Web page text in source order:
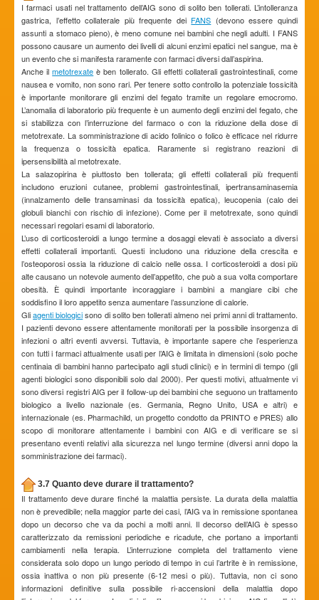
I farmaci usati nel trattamento dell’AIG sono di solito ben tollerati. L’intolleranza
gastrica, l’effetto collaterale più frequente dei FANS (devono essere quindi
assunti a stomaco pieno), è meno comune nei bambini che negli adulti. I FANS
possono causare un aumento dei livelli di alcuni enzimi epatici nel sangue, ma è
un evento che si manifesta raramente con farmaci diversi dall’aspirina.
Anche ilmetotrexate è ben tollerato. Gli effetti collaterali gastrointestinali, come
nausea e vomito, non sono rari. Per tenere sotto controllo la potenziale tossicità
è importante monitorare gli enzimi del fegato tramite un regolare emocromo.
L’anomalia di laboratorio più frequente è un aumento degli enzimi del fegato, che
si stabilizza con l’interruzione del farmaco o con la riduzione della dose di
metotrexate. La somministrazione di acido folinico o folico è efficace nel ridurre
la frequenza o tossicità epatica. Raramente si registrano reazioni di
ipersensibilità al metotrexate.
La salazopirina è piuttosto ben tollerata; gli effetti collaterali più frequenti
includono eruzioni cutanee, problemi gastrointestinali, ipertransaminasemia
(innalzamento delle transaminasi da tossicità epatica), leucopenia (calo dei
globuli bianchi con rischio di infezione). Come per il metotrexate, sono quindi
necessari regolari esami di laboratorio.
L’uso di corticosteroidi a lungo termine a dosaggi elevati è associato a diversi
effetti collaterali importanti. Questi includono una riduzione della crescita e
l’osteoporosi ossia la riduzione di calcio nelle ossa. I corticosteroidi a dosi più
alte causano un notevole aumento dell’appetito, che può a sua volta comportare
obesità. È quindi importante incoraggiare i bambini a mangiare cibi che
soddisfino il loro appetito senza aumentare l’assunzione di calorie.
Gliagenti biologicisono di solito ben tollerati almeno nei primi anni di trattamento.
I pazienti devono essere attentamente monitorati per la possibile insorgenza di
infezioni o altri eventi avversi. Tuttavia, è importante sapere che l’esperienza
con tutti i farmaci attualmente usati per l’AIG è limitata in dimensioni (solo poche
centinaia di bambini hanno partecipato agli studi clinici) e in termini di tempo (gli
agenti biologici sono disponibili solo dal 2000). Per questi motivi, attualmente vi
sono diversi registri AIG per il follow-up dei bambini che seguono un trattamento
biologico a livello nazionale (es. Germania, Regno Unito, USA e altri) e
internazionale (es. Pharmachild, un progetto condotto da PRINTO e PRES) allo
scopo di monitorare attentamente i bambini con AIG e di verificare se si
presentano eventi relativi alla sicurezza nel lungo termine (diversi anni dopo la
somministrazione dei farmaci).
3.7 Quanto deve durare il trattamento?
Il trattamento deve durare finché la malattia persiste. La durata della malattia
non è prevedibile; nella maggior parte dei casi, l’AIG va in remissione spontanea
dopo un decorso che va da pochi a molti anni. Il decorso dell’AIG è spesso
caratterizzato da remissioni periodiche e ricadute, che portano a importanti
cambiamenti nella terapia. L’interruzione completa del trattamento viene
considerata solo dopo un lungo periodo di tempo in cui l’artrite è in remissione,
ossia inattiva o non più presente (6-12 mesi o più). Tuttavia, non ci sono
informazioni definitive sulla possibile ri-accensioni della malattia dopo